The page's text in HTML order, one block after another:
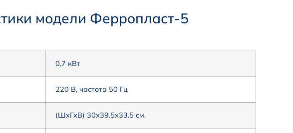
модели Феppoплaст-5
0,7 кВт
220 В, частота 50 Гц
(ШхГхВ) 30х39.5х33.5 см.